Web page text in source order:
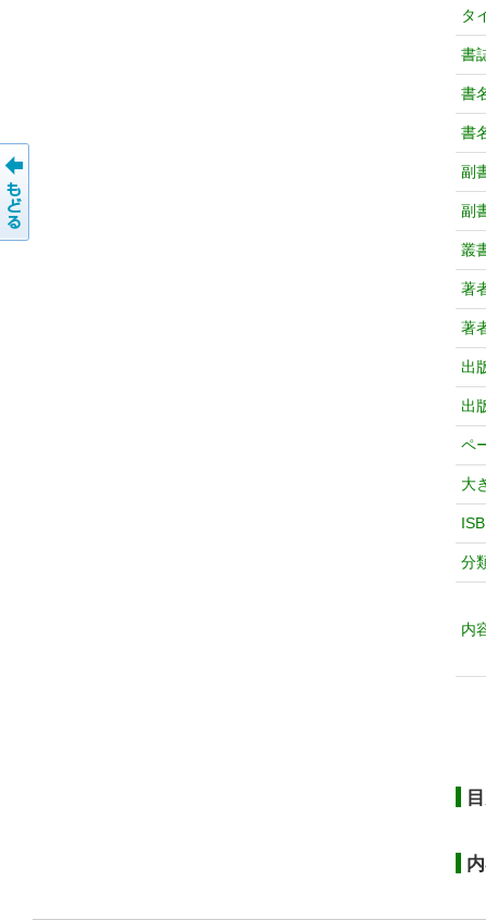
タ
書
書
書
副
副
叢
著
著
出
出
ペ
大
分
内